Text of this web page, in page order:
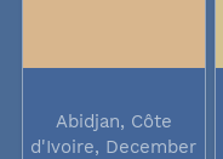
Abidjan, Côte
d'Ivoire, December